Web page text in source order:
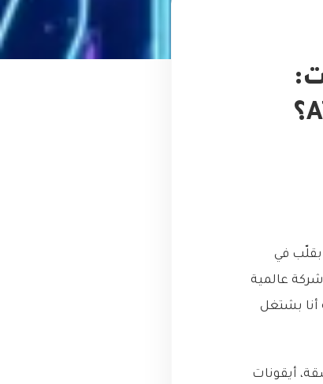
بقلّب في
عالمية
بشتغل
أيقونات